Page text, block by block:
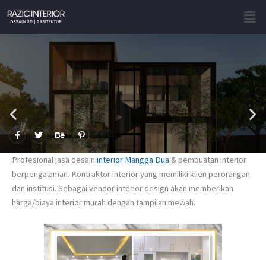
content
F
a
e
b
o
k
f
T
w
t
t
e
r
B
e
h
a
n
c
P
i
n
t
e
r
s
-
Profesional jasa desain interior Mangga Dua & pembuatan interior
berpengalaman. Kontraktor interior yang memiliki klien perorangan
dan institusi. Sebagai vendor interior design akan memberikan
harga/biaya interior murah dengan tampilan mewah.